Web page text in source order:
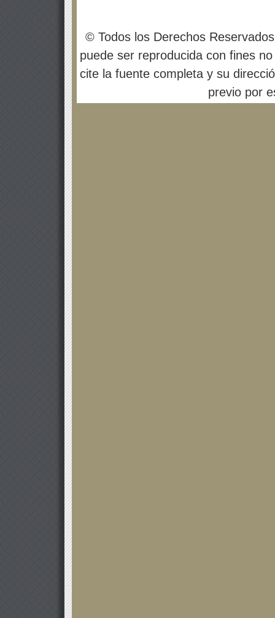
© Todos los Derechos
puede ser reproducida con fines
cite la fuente completa y su
previo por